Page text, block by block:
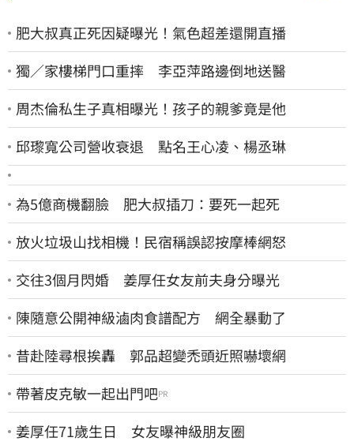
肥大叔真正死因疑曝光！氣色超差還開直播
獨／家樓梯門口重摔 李亞萍路邊倒地送醫
周杰倫私生子真相曝光！孩子的親爹竟是他
邱瓈寬公司營收衰退 點名王心凌、楊丞琳
為5億商機翻臉 肥大叔插刀：要死一起死
放火垃圾山找相機！民宿稱誤認按摩棒網怒
交往3個月閃婚 姜厚任女友前夫身分曝光
陳隨意公開神級滷肉食譜配方 網全暴動了
昔赴陸尋根挨轟 郭品超變禿頭近照嚇壞網
帶著皮克敏一起出門吧PR
姜厚任71歲生日 女友曝神級朋友圈